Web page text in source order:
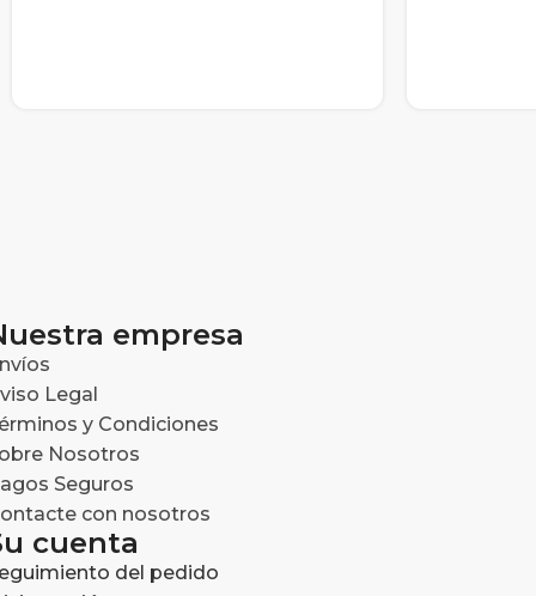
empresa
Legal
y Condiciones
Nosotros
Seguros
con nosotros
cuenta
del pedido